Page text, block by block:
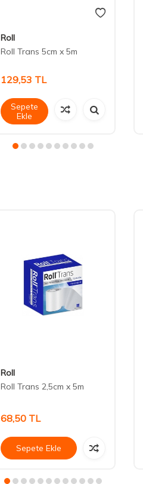
Roll
Roll Trans 5cm x 5m
129,53 TL
Sepete
Ekle
Roll
Roll Trans 2,5cm x 5m
68,50 TL
Sepete Ekle